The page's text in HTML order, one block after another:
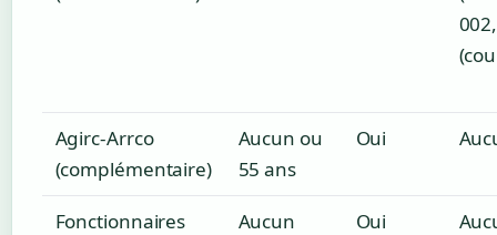
Agirc-Arrco
(complémentaire)
Aucun ou
55 ans
Oui
Fonctionnaires Aucun Oui